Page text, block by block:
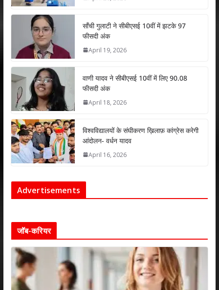
p
p
o
साँची गुलाटी ने सीबीएसई 10वीं में झटके 97
फीसदी अंक
April 19, 2026
वाणी यादव ने सीबीएसई 10वीं में लिए 90.08
फीसदी अंक
April 18, 2026
विश्वविद्यालयों के संघीकरण ख़िलाफ़ कांग्रेस करेगी
आंदोलन- वर्धन यादव
April 16, 2026
Advertisements
जॉब-करियर